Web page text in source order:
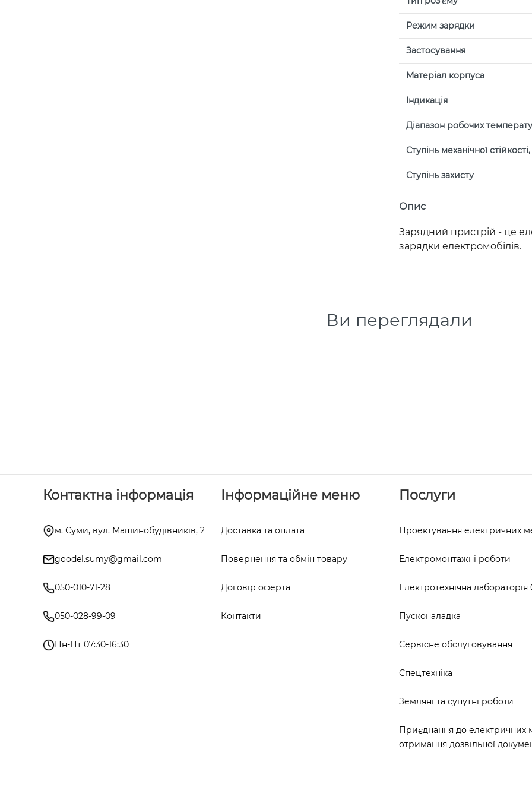
Режим зарядки
Застосування
Матеріал корпуса
Індикація
Діапазон робочих
Ступінь механічної
Ступінь захисту
Опис
Зарядний пристрій - це
зарядки електромобілів.
Ви переглядали
Контактна інформація
м. Суми, вул. Машинобудівників, 2
goodel.sumy@gmail.com
050-010-71-28
050-028-99-09
Пн-Пт 07:30-16:30
Інформаційне меню
Доставка та оплата
Повернення та обмін товару
Договір оферта
Контакти
Послуги
Проектування електричних
Електромонтажні роботи
Електротехнічна лабораторія
Пусконаладка
Сервісне обслуговування
Спецтехніка
Земляні та супутні роботи
Приєднання до електричних
отримання дозвільної